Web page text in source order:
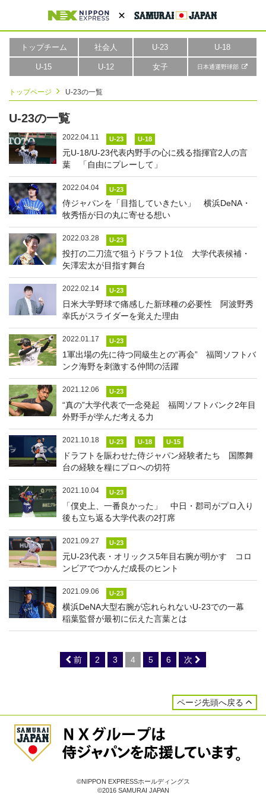
トップチーム 社会人 U-23 U-18
U-15 U-12 女子 日本通運野球部
トップページ U-23の一覧
U-23の一覧
2022.04.11 U-23 U-18
元U-18/U-23代表内野手の心に残る指揮官2人の言
葉 「自由にプレーして」
2022.04.04 U-23
侍ジャパンを「目指していきたい」 横浜DeNA・
牧秀悟が日の丸に寄せる想い
2022.03.28 U-23
投打の二刀流で狙うドラフト1位 大学代表候補・
矢澤宏太が目指す舞台
2022.02.14 U-23
日米大学野球で痛感した新球種の必要性 阿波野秀
幸氏がスライダーを覚えた理由
2022.01.17 U-23
1軍出場の先に待つ同級生との“再会” 福岡ソフトバ
ンク海野を刺激する仲間の活躍
2021.12.06 U-23
“真の”大学代表で一念発起 福岡ソフトバンク2年目
外野手が学んだ考える力
2021.10.18 U-23 U-18 U-15
ドラフトを賑わせた侍ジャパン経験者たち 国際舞
台の経験を糧にプロへの切符
2021.10.04 U-23
「僕史上、一番良かった」 中日・郡司がプロ入り
後も立ち返る大学代表の2打席
2021.09.27 U-23
元U-23代表・オリックス5年目右腕が明かす コロ
ンビアでつかんだ成長のヒント
2021.09.06 U-23
横浜DeNA大型右腕が忘れられないU-23での一幕
稲葉監督が最初に伝えた言葉とは
前 2 3 4 5 6 次
ページ先頭へ戻る
©NIPPON EXPRESSホールディングス
©2016 SAMURAI JAPAN